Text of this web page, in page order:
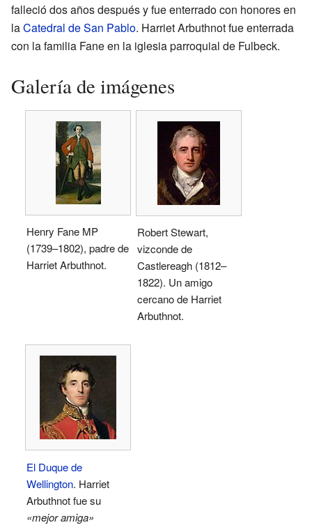
falleció dos años después y fue enterrado con honores en
laCatedral de San Pablo. Harriet Arbuthnot fue enterrada
con la familia Fane en la iglesia parroquial de Fulbeck.
Galería de imágenes
Henry Fane MP
(1739–1802), padre de
Harriet Arbuthnot.
Robert Stewart,
vizconde de
Castlereagh (1812–
1822). Un amigo
cercano de Harriet
Arbuthnot.
El Duque de
Wellington. Harriet
Arbuthnot fue su
«mejor amiga»